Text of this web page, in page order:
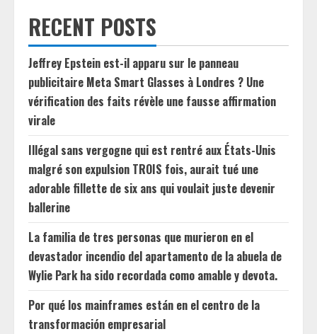
RECENT POSTS
Jeffrey Epstein est-il apparu sur le panneau
publicitaire Meta Smart Glasses à Londres ? Une
vérification des faits révèle une fausse affirmation
virale
Illégal sans vergogne qui est rentré aux États-Unis
malgré son expulsion TROIS fois, aurait tué une
adorable fillette de six ans qui voulait juste devenir
ballerine
La familia de tres personas que murieron en el
devastador incendio del apartamento de la abuela de
Wylie Park ha sido recordada como amable y devota.
Por qué los mainframes están en el centro de la
transformación empresarial